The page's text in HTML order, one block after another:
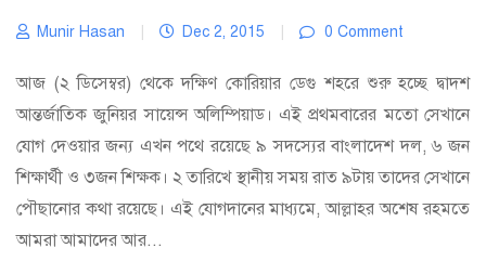
Munir Hasan Dec 2, 2015 0 Comment
আজ (২ ডিসেম্বর) থেকে দক্ষিণ কোরিয়ার ডেগু শহরে শুরু হচ্ছে দ্বাদশ
আন্তর্জাতিক জুনিয়র সায়েন্স অলিম্পিয়াড। এই প্রথমবারের মতো সেখানে
যোগ দেওয়ার জন্য এখন পথে রয়েছে ৯ সদস্যের বাংলাদেশ দল, ৬ জন
শিক্ষার্থী ও ৩জন শিক্ষক। ২ তারিখে স্থানীয় সময় রাত ৯টায় তাদের সেখানে
পৌছানোর কথা রয়েছে। এই যোগদানের মাধ্যমে, আল্লাহর অশেষ রহমতে
আমরা আমাদের আর...